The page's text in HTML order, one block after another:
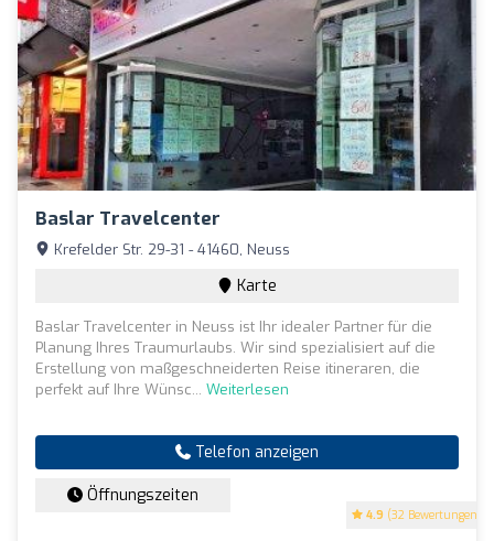
Baslar Travelcenter
4.9 (32 Bewertungen)
Krefelder Str. 29-31 - 41460, Neuss
Karte
Baslar Travelcenter in Neuss ist Ihr idealer Partner für die
Planung Ihres Traumurlaubs. Wir sind spezialisiert auf die
Erstellung von maßgeschneiderten Reise itineraren, die
perfekt auf Ihre Wünsc... Weiterlesen
Telefon anzeigen
Öffnungszeiten